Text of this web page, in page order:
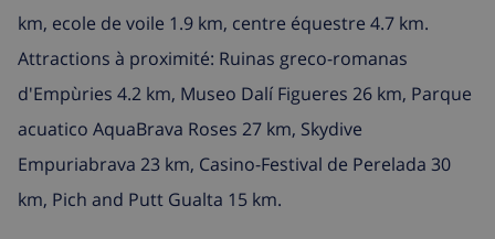
km, ecole de voile 1.9 km, centre équestre 4.7 km.
Attractions à proximité: Ruinas greco-romanas
d'Empùries 4.2 km, Museo Dalí Figueres 26 km, Parque
acuatico AquaBrava Roses 27 km, Skydive
Empuriabrava 23 km, Casino-Festival de Perelada 30
km, Pich and Putt Gualta 15 km.